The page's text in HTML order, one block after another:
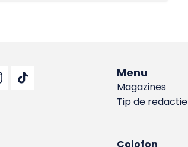
Menu
Magazines
Tip de redactie
Colofon